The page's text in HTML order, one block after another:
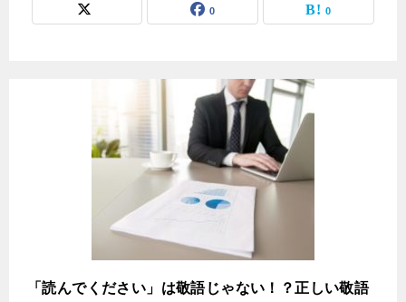
0 0
「読んでください」は敬語じゃない！？正しい敬語